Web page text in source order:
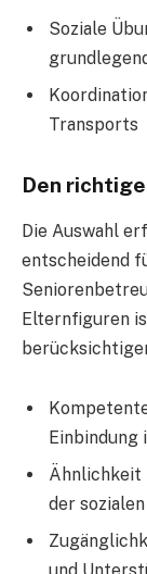
Soziale
Transports
Den
Die Auswahl
entscheidend
Elternfiguren
Einbindung
Ähnlichkeit
der